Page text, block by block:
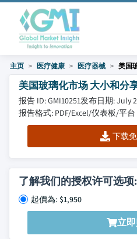
主页 医疗健康 医疗器械 美国
美国玻璃化市场 大小和分
报告 ID: GMI10251发布日期: July
报告格式: PDF/Excel/仪表板/平台
下载
了解我们的授权许可选项:
起價為: $1,950
立